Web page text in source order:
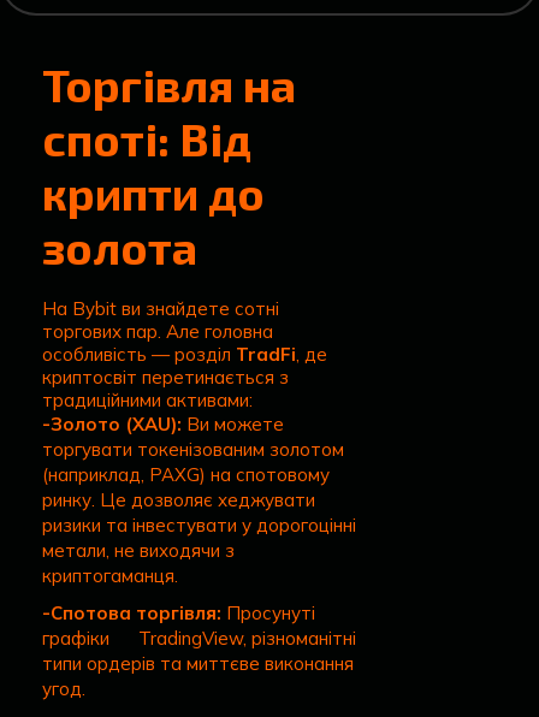
Торгівля на
споті: Від
крипти до
золота
На Bybit ви знайдете сотні
торгових пар. Але головна
особливість — розділ TradFi, де
криптосвіт перетинається з
традиційними активами:
-Золото (XAU): Ви можете
торгувати токенізованим золотом
(наприклад, PAXG) на спотовому
ринку. Це дозволяє хеджувати
ризики та інвестувати у дорогоцінні
метали, не виходячи з
криптогаманця.
-Спотова торгівля: Просунуті
графіки TradingView, різноманітні
типи ордерів та миттєве виконання
угод.